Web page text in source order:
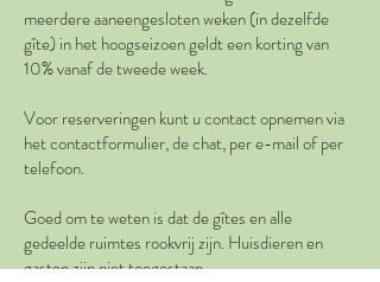
meerdere aaneengesloten weken (in dezelfde
gîte) in het hoogseizoen geldt een korting van
10% vanaf de tweede week.
Voor reserveringen kunt u contact opnemenvia
het contactformulier, de chat, per e-mail of per
telefoon.
Goed om te weten is dat de gîtes en alle
gedeelde ruimtes rookvrij zijn. Huisdieren en
gasten zijn niet toegestaan.